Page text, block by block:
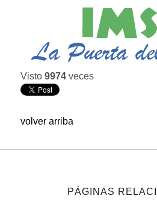
Visto 9974 veces
volver arriba
PÁGINAS